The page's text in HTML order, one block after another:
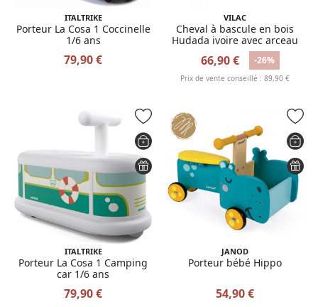
ITALTRIKE
Porteur La Cosa 1 Coccinelle
1/6 ans
79,90 €
VILAC
Cheval à bascule en bois
Hudada ivoire avec arceau
66,90 € -26%
Prix de vente conseillé : 89,90 €
ITALTRIKE
Porteur La Cosa 1 Camping
car 1/6 ans
79,90 €
JANOD
Porteur bébé Hippo
54,90 €